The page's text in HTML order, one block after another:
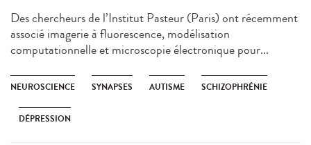
Des chercheurs de l’Institut Pasteur (Paris) ont récemment
associé imagerie à fluorescence, modélisation
computationnelle et microscopie électronique pour...
NEUROSCIENCE SYNAPSES AUTISME SCHIZOPHRÉNIE
DÉPRESSION